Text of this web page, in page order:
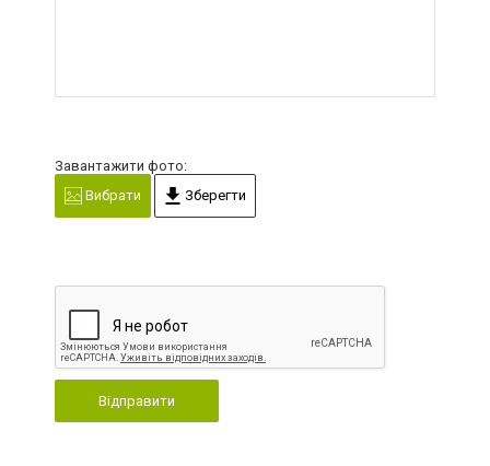
Завантажити фото:
Вибрати
Зберегти
Відправити